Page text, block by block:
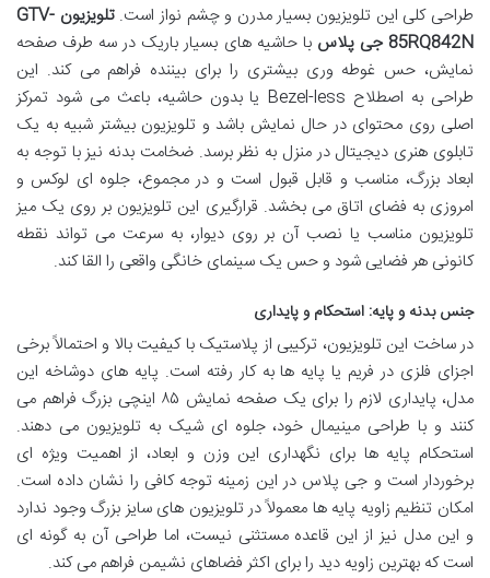
طراحی کلی این تلویزیون بسیار مدرن و چشم نواز است.
تلویزیون GTV-
85RQ842N جی پلاس
با حاشیه های بسیار باریک در سه طرف صفحه
نمایش، حس غوطه وری بیشتری را برای بیننده فراهم می کند. این
طراحی به اصطلاح Bezel-less یا بدون حاشیه، باعث می شود تمرکز
اصلی روی محتوای در حال نمایش باشد و تلویزیون بیشتر شبیه به یک
تابلوی هنری دیجیتال در منزل به نظر برسد. ضخامت بدنه نیز با توجه به
ابعاد بزرگ، مناسب و قابل قبول است و در مجموع، جلوه ای لوکس و
امروزی به فضای اتاق می بخشد. قرارگیری این تلویزیون بر روی یک میز
تلویزیون مناسب یا نصب آن بر روی دیوار، به سرعت می تواند نقطه
کانونی هر فضایی شود و حس یک سینمای خانگی واقعی را القا کند.
جنس بدنه و پایه: استحکام و پایداری
در ساخت این تلویزیون، ترکیبی از پلاستیک با کیفیت بالا و احتمالاً برخی
اجزای فلزی در فریم یا پایه ها به کار رفته است. پایه های دوشاخه این
مدل، پایداری لازم را برای یک صفحه نمایش ۸۵ اینچی بزرگ فراهم می
کنند و با طراحی مینیمال خود، جلوه ای شیک به تلویزیون می دهند.
استحکام پایه ها برای نگهداری این وزن و ابعاد، از اهمیت ویژه ای
برخوردار است و جی پلاس در این زمینه توجه کافی را نشان داده است.
امکان تنظیم زاویه پایه ها معمولاً در تلویزیون های سایز بزرگ وجود ندارد
و این مدل نیز از این قاعده مستثنی نیست، اما طراحی آن به گونه ای
است که بهترین زاویه دید را برای اکثر فضاهای نشیمن فراهم می کند.